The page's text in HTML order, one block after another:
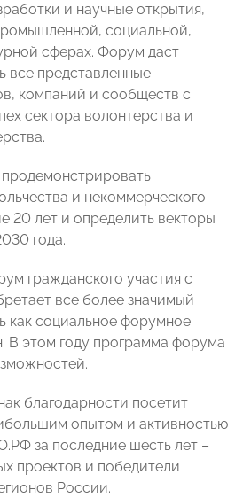
и научные открытия,
социальной,
сферах. Форум даст
все представленные
компаний и сообществ с
сектора волонтерства и
продемонстрировать
и некоммерческого
20 лет и определить векторы
года.
гражданского участия с
все более значимый
как социальное форумное
В этом году программа форума
благодарности посетит
опытом и активностью
за последние шесть лет –
проектов и победители
России.